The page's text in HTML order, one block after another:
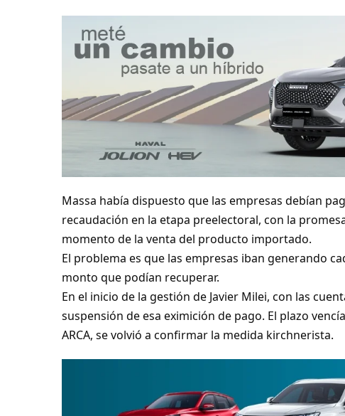
Massa había dispuesto que las empresas debían
recaudación en la etapa preelectoral, con la
momento de la venta del producto importado.
El problema es que las empresas iban generando
monto que podían recuperar.
En el inicio de la gestión de Javier Milei, con las
suspensión de esa eximición de pago. El plazo
ARCA, se volvió a confirmar la medida kirchnerista.